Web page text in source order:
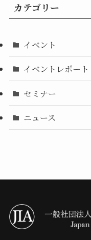
カテゴリー
イベント
イベントレポート
セミナー
ニュース